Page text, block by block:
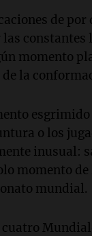
de por
constantes
momento
de la
o los
inusual:
momento
mundial.